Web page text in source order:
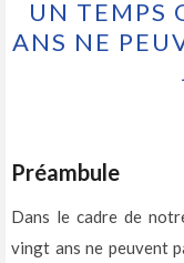
UN TEMPS
ANS NE
Préambule
Dans le cadre de
vingt ans ne peuvent